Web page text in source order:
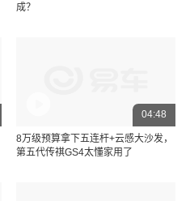
成？
04:48
8万级预算拿下五连杆+云感大沙发，
第五代传祺GS4太懂家用了